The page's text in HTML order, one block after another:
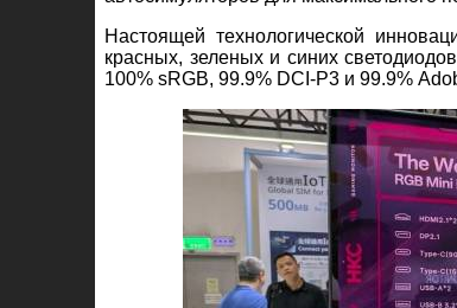
Настоящей технологической
красных, зеленых и синих
100% sRGB, 99.9% DCI-P3 и 99.9%